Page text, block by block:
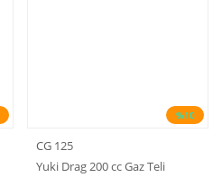
%10
CG 125
Yuki Drag 200 cc Gaz Teli